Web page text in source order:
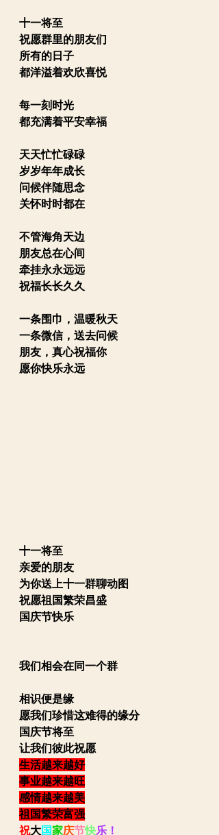
十一将至
祝愿群里的朋友们
所有的日子
都洋溢着欢欣喜悦
每一刻时光
都充满着平安幸福
天天忙忙碌碌
岁岁年年成长
问候伴随思念
关怀时时都在
不管海角天边
朋友总在心间
牵挂永永远远
祝福长长久久
一条围巾，温暖秋天
一条微信，送去问候
朋友，真心祝福你
愿你快乐永远
十一将至
亲爱的朋友
为你送上十一群聊动图
祝愿祖国繁荣昌盛
国庆节快乐
我们相会在同一个群
相识便是缘
愿我们珍惜这难得的缘分
国庆节将至
让我们彼此祝愿
生活越来越好
事业越来越旺
感情越来越美
祖国繁荣富强
祝大国家庆节快乐！